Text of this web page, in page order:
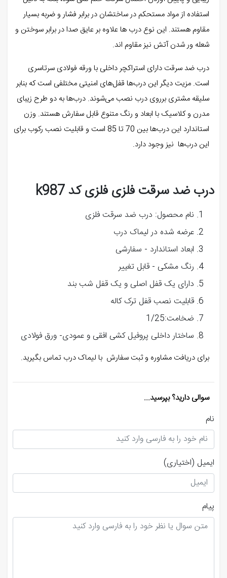
استفاده از مواد مستحکم در ساختشان در برابر فشار و ضربه بسیار
مقاوم هستند. این نوع درب ها علاوه بر عایق صدا در برابر سوختن و
شعله ور شدن آتش نیز مقاوم اند.
درب ضد سرقت دارای استراکچر داخلی با ورقه فولادی سرتاسری
است. مزیت دیگر این درب‌ها قفل‌های امنیتی مختلفی است که بنابر
سلیقه مشتری برروی درب نصب می‌شوند. درب‌ها به دو طرح زیبای
مدرن و کلاسیک با ابعاد و رنگ متنوع قابل سفارش هستند. وزن
استاندارد این درب‌ها بین 70 تا 85 است و قابلیت نصب رکوب برای
این درب‌ها نیز وجود دارد.
درب ضد سرقت فلزی فلزی کد k987
نام محصول: درب ضد سرقت فلزی
عرضه شده در لیماک درب
ابعاد استاندارد - سفارشی
رنگ مشکی - قابل تغییر
دارای یک قفل اصلی و یک قفل شب بند
قابلیت نصب قفل ترک کاله
ضخامت:1/25
ساختار داخلی پروفیل کشی افقی و عمودی- ورق فولادی
برای دریافت مشاوره و ثبت سفارش با لیماک درب تماس بگیرید.
سوالی دارید؟ بپرسید...
نام
ایمیل (اختیاری)
پیام